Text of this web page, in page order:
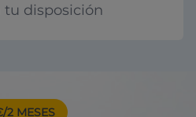
tu disposición
2 MESES